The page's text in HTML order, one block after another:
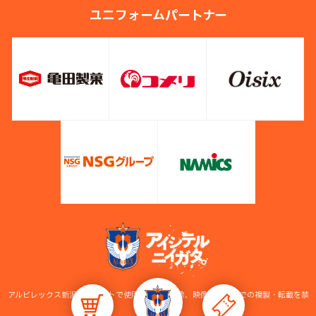
ユニフォームパートナー
アルビレックス新潟公式サイトで使用している画像、映像等の無断での複製・転載を禁
止します。